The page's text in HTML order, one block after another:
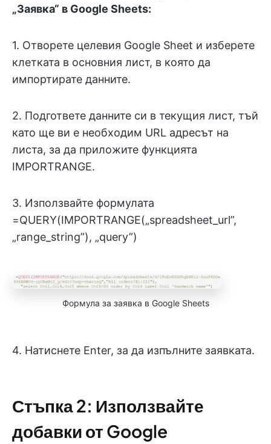
„Заявка“ в Google Sheets:
1. Отворете целевия Google Sheet и изберете
клетката в основния лист, в която да
импортирате данните.
2. Подгответе данните си в текущия лист, тъй
като ще ви е необходим URL адресът на
листа, за да приложите функцията
IMPORTRANGE.
3. Използвайте формулата
=QUERY(IMPORTRANGE(„spreadsheet_url”,
„range_string”), „query”)
Формула за заявка в Google Sheets
4. Натиснете Enter, за да изпълните заявката.
Стъпка 2: Използвайте
добавки от Google